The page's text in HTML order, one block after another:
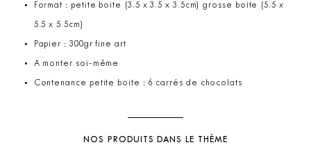
Format : petite boite (3.5 x 3.5 x 3.5cm) grosse boite (5.5 x
5.5 x 5.5cm)
Papier : 300gr fine art
A monter soi-même
Contenance petite boite : 6 carrés de chocolats
NOS PRODUITS DANS LE THÈME